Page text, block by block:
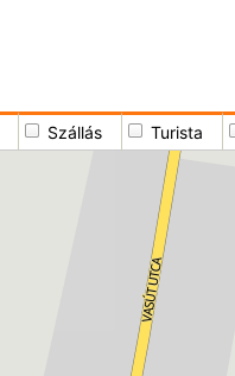
Szállás Turista